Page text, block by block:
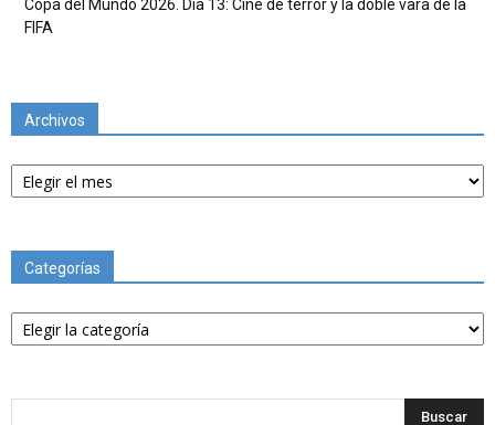
Copa del Mundo 2026. Dia 13: Cine de terror y la doble vara de la
FIFA
Archivos
Archivos
Categorías
Categorías